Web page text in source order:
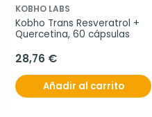
KOBHO LABS
Kobho Trans Resveratrol +
Quercetina, 60 cápsulas
28,76 €
Añadir al carrito